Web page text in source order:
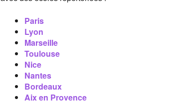
Paris
Lyon
Marseille
Toulouse
Nice
Nantes
Bordeaux
Aix en Provence